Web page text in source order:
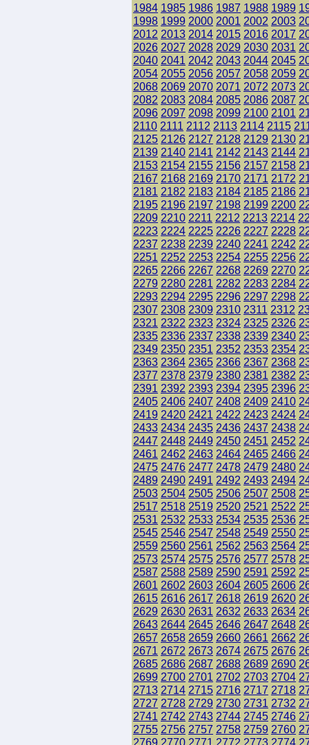
1984 1985 1986 1987 1988 1989
1998 1999 2000 2001 2002 2003
2012 2013 2014 2015 2016 2017
2026 2027 2028 2029 2030 2031
2040 2041 2042 2043 2044 2045
2054 2055 2056 2057 2058 2059
2068 2069 2070 2071 2072 2073
2082 2083 2084 2085 2086 2087
2096 2097 2098 2099 2100 2101
2110 2111 2112 2113 2114 2115
2125 2126 2127 2128 2129 2130
2139 2140 2141 2142 2143 2144
2153 2154 2155 2156 2157 2158
2167 2168 2169 2170 2171 2172
2181 2182 2183 2184 2185 2186
2195 2196 2197 2198 2199 2200
2209 2210 2211 2212 2213 2214
2223 2224 2225 2226 2227 2228
2237 2238 2239 2240 2241 2242
2251 2252 2253 2254 2255 2256
2265 2266 2267 2268 2269 2270
2279 2280 2281 2282 2283 2284
2293 2294 2295 2296 2297 2298
2307 2308 2309 2310 2311 2312
2321 2322 2323 2324 2325 2326
2335 2336 2337 2338 2339 2340
2349 2350 2351 2352 2353 2354
2363 2364 2365 2366 2367 2368
2377 2378 2379 2380 2381 2382
2391 2392 2393 2394 2395 2396
2405 2406 2407 2408 2409 2410
2419 2420 2421 2422 2423 2424
2433 2434 2435 2436 2437 2438
2447 2448 2449 2450 2451 2452
2461 2462 2463 2464 2465 2466
2475 2476 2477 2478 2479 2480
2489 2490 2491 2492 2493 2494
2503 2504 2505 2506 2507 2508
2517 2518 2519 2520 2521 2522
2531 2532 2533 2534 2535 2536
2545 2546 2547 2548 2549 2550
2559 2560 2561 2562 2563 2564
2573 2574 2575 2576 2577 2578
2587 2588 2589 2590 2591 2592
2601 2602 2603 2604 2605 2606
2615 2616 2617 2618 2619 2620
2629 2630 2631 2632 2633 2634
2643 2644 2645 2646 2647 2648
2657 2658 2659 2660 2661 2662
2671 2672 2673 2674 2675 2676
2685 2686 2687 2688 2689 2690
2699 2700 2701 2702 2703 2704
2713 2714 2715 2716 2717 2718
2727 2728 2729 2730 2731 2732
2741 2742 2743 2744 2745 2746
2755 2756 2757 2758 2759 2760
2769 2770 2771 2772 2773 2774